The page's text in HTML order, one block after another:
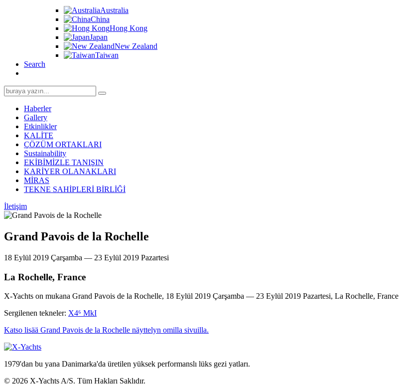
Australia
China
Hong Kong
Japan
New Zealand
Taiwan
Search
Search
for:
Haberler
Gallery
Etkinlikler
KALİTE
ÇÖZÜM ORTAKLARI
Sustainability
EKİBİMİZLE TANIŞIN
KARİYER OLANAKLARI
MİRAS
TEKNE SAHİPLERİ BİRLİĞİ
İletişim
Grand Pavois de la Rochelle
18 Eylül 2019 Çarşamba — 23 Eylül 2019 Pazartesi
La Rochelle, France
X-Yachts on mukana Grand Pavois de la Rochelle, 18 Eylül 2019 Çarşamba — 23 Eylül 2019 Pazartesi, La Rochelle, France
Sergilenen tekneler: X4⁶ MkI
Katso lisää Grand Pavois de la Rochelle näyttelyn omilla sivuilla.
1979'dan bu yana Danimarka'da üretilen yüksek performanslı lüks gezi yatları.
© 2026 X-Yachts A/S. Tüm Hakları Saklıdır.